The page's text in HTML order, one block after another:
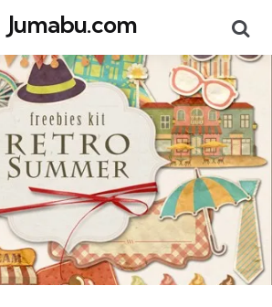
Jumabu.com